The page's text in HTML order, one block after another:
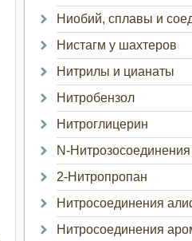
Ниобий, сплавы и
Нистагм у шахтеров
Нитрилы и цианаты
Нитробензол
Нитроглицерин
N-Нитрозосоединения
2-Нитропропан
Нитросоединения
Нитросоединения